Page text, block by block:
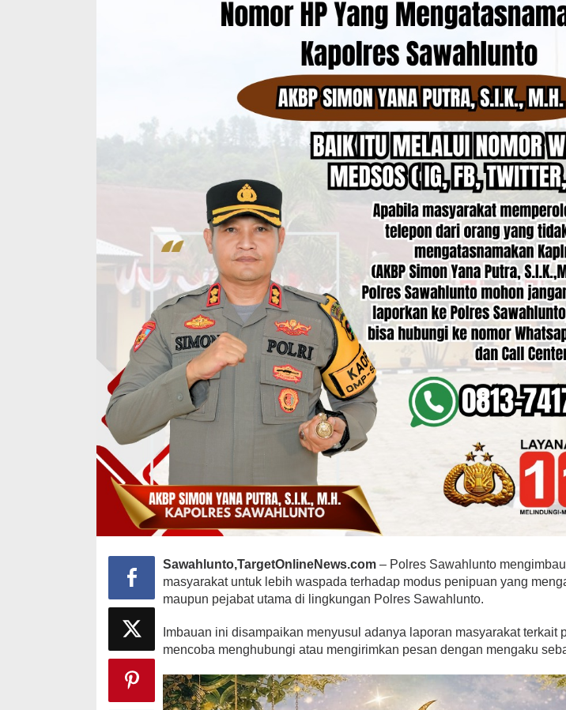
Sawahlunto,TargetOnlineNews.com – Polres Sawahlunto
masyarakat untuk lebih waspada terhadap modus penipuan yang
maupun pejabat utama di lingkungan Polres Sawahlunto.
Imbauan ini disampaikan menyusul adanya laporan masyarakat terkait
mencoba menghubungi atau mengirimkan pesan dengan mengaku